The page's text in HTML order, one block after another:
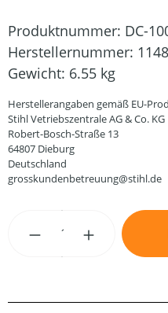
Produktnummer: DC-
Herstellernummer:
Gewicht: 6.55 kg
Herstellerangaben gemäß EU-
Stihl Vetriebszentrale AG & Co. KG
Robert-Bosch-Straße 13
64807 Dieburg
Deutschland
grosskundenbetreuung@stihl.de
Produkt Anzahl: